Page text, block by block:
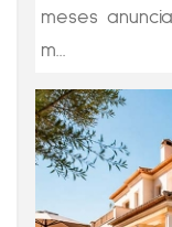
meses
m...